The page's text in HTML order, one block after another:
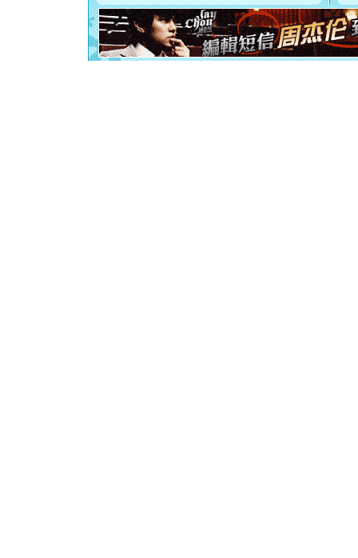
[元旦]如
起；二是
离。水晶
[元旦]当
泣，这痛